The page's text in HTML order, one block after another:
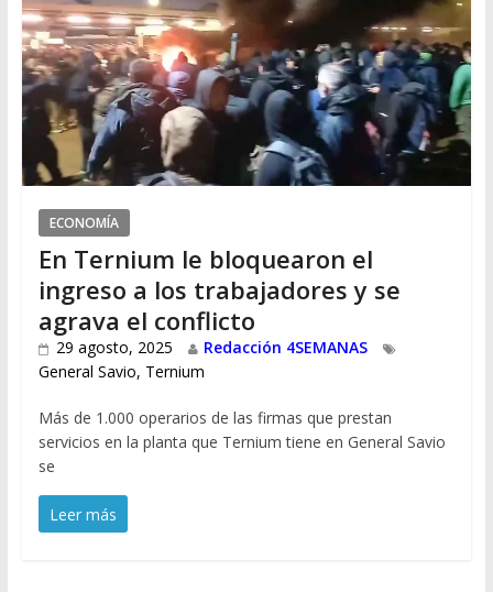
ECONOMÍA
En Ternium le bloquearon el
ingreso a los trabajadores y se
agrava el conflicto
29 agosto, 2025
Redacción 4SEMANAS
General Savio, Ternium
Más de 1.000 operarios de las firmas que prestan
servicios en la planta que Ternium tiene en General Savio
se
Leer más